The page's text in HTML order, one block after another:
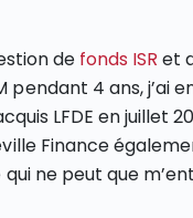
de fonds ISR et
4 ans, j’ai
LFDE en juillet
Finance
qui ne peut que